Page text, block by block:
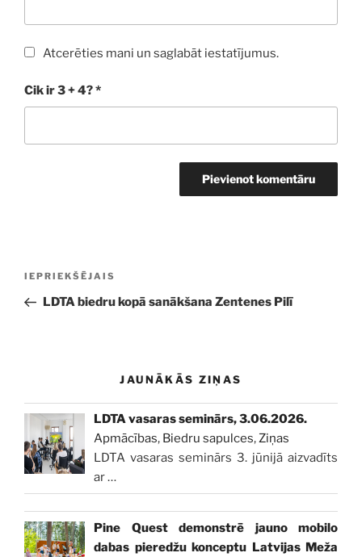
Atcerēties mani un saglabāt iestatījumus.
Cik ir 3 + 4?*
Iepriekšējā
ziņa:
IEPRIEKŠĒJAIS
LDTA biedru kopā sanākšana Zentenes Pilī
JAUNĀKĀS ZIŅAS
LDTA vasaras seminārs, 3.06.2026.
Apmācības, Biedru sapulces,Ziņas
LDTA vasaras seminārs 3. jūnijā aizvadīts
ar…
Pine Quest demonstrē jauno mobilo
dabas pieredžu konceptu Latvijas Meža